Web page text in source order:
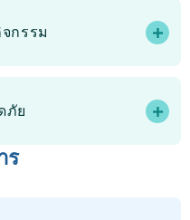
กรรม
ภัย
ร